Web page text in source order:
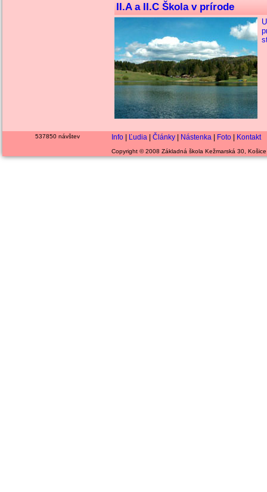
II.A a II.C Škola v prírode
537850 návštev Info| Ľudia | Články| Nástenka | Foto| Kontakt
Copyright © 2008 Základná škola Kežmarská 30, Košice